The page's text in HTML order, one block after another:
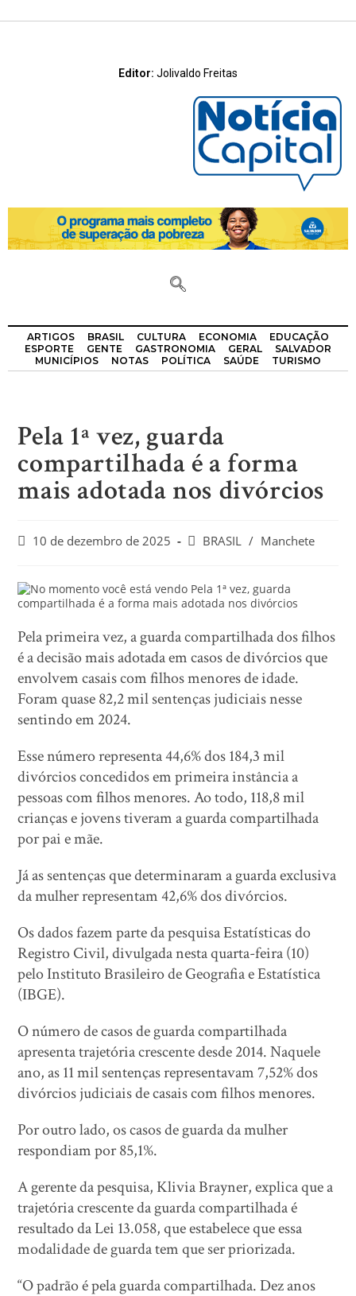
Editor: Jolivaldo Freitas
ARTIGOS BRASIL CULTURA ECONOMIA
EDUCAÇÃO
ESPORTE
GENTE GASTRONOMIA GERAL
SALVADOR
MUNICÍPIOS
NOTAS POLÍTICA SAÚDE TURISMO
Pela 1ª vez, guarda
compartilhada é a forma
mais adotada nos divórcios
10 de dezembro de 2025 BRASIL / Manchete
Pela primeira vez, a guarda compartilhada dos filhos
é a decisão mais adotada em casos de divórcios que
envolvem casais com filhos menores de idade.
Foram quase 82,2 mil sentenças judiciais nesse
sentindo em 2024.
Esse número representa 44,6% dos 184,3 mil
divórcios concedidos em primeira instância a
pessoas com filhos menores. Ao todo, 118,8 mil
crianças e jovens tiveram a guarda compartilhada
por pai e mãe.
Já as sentenças que determinaram a guarda exclusiva
da mulher representam 42,6% dos divórcios.
Os dados fazem parte da pesquisa Estatísticas do
Registro Civil, divulgada nesta quarta-feira (10)
pelo Instituto Brasileiro de Geografia e Estatística
(IBGE).
O número de casos de guarda compartilhada
apresenta trajetória crescente desde 2014. Naquele
ano, as 11 mil sentenças representavam 7,52% dos
divórcios judiciais de casais com filhos menores.
Por outro lado, os casos de guarda da mulher
respondiam por 85,1%.
A gerente da pesquisa, Klivia Brayner, explica que a
trajetória crescente da guarda compartilhada é
resultado da Lei 13.058, que estabelece que essa
modalidade de guarda tem que ser priorizada.
“O padrão é pela guarda compartilhada. Dez anos